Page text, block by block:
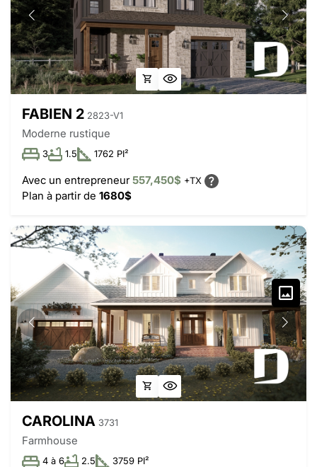
FABIEN 2 2823-V1
Moderne rustique
3 1.5 1762 PI²
Avec un entrepreneur557,450$ +TX
Plan à partir de 1680$
CAROLINA 3731
Farmhouse
4 à 6 2.5 3759 PI²